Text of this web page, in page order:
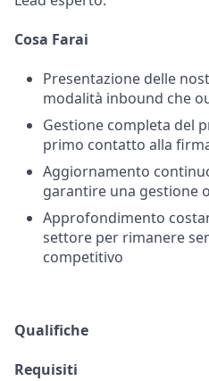
Cosa Farai
Presentazione delle
modalità inbound che
Gestione completa del
primo contatto alla
Aggiornamento
garantire una gestione
Approfondimento
settore per rimanere
competitivo
Qualifiche
Requisiti